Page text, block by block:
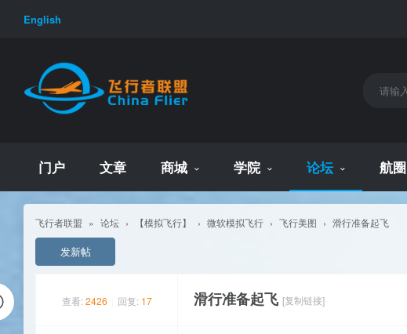
English
门户 文章 商城 学院 论坛 航圈
飞行者联盟 » 论坛 › 【模拟飞行】 › 微软模拟飞行 › 飞行美图 › 滑行准备起飞
发新帖
查看: 2426 回复: 17 滑行准备起飞 [复制链接]